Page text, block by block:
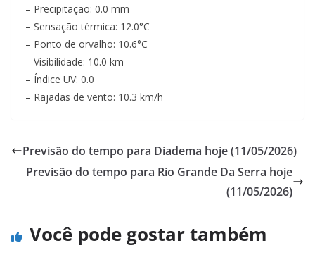
– Precipitação: 0.0 mm
– Sensação térmica: 12.0°C
– Ponto de orvalho: 10.6°C
– Visibilidade: 10.0 km
– Índice UV: 0.0
– Rajadas de vento: 10.3 km/h
Previsão do tempo para Diadema hoje (11/05/2026)
Previsão do tempo para Rio Grande Da Serra hoje
(11/05/2026)
Você pode gostar também